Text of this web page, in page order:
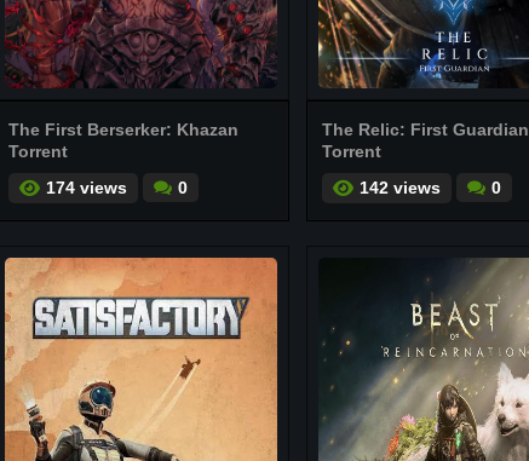
The First Berserker: Khazan
Torrent
174 views
0
The Relic: First Guardian
Torrent
142 views
0